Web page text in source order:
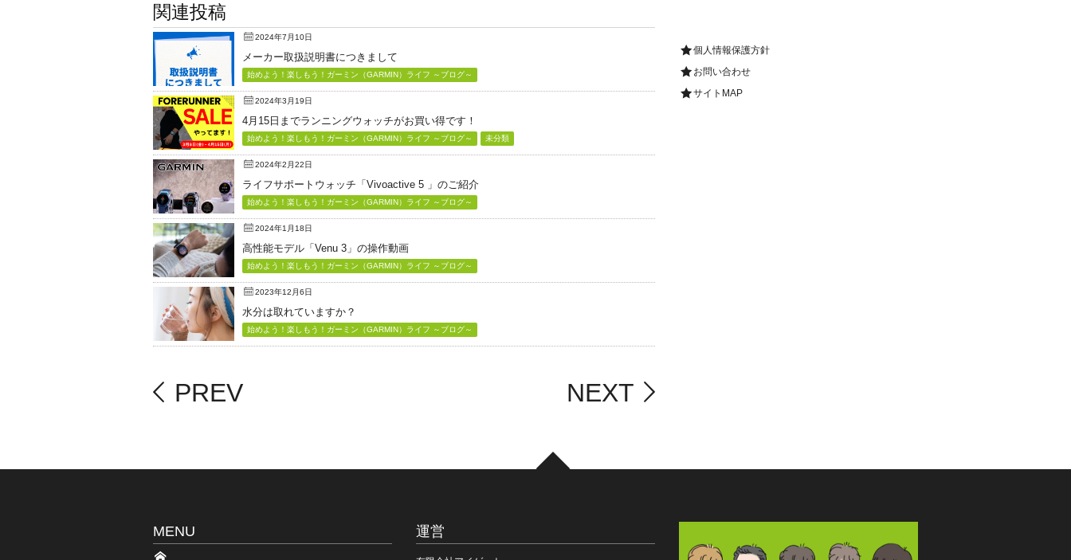
関連投稿
2024年7月10日
メーカー取扱説明書につきまして
始めよう！楽しもう！ガーミン（GARMIN）ライフ ～ブログ～
2024年3月19日
4月15日までランニングウォッチがお買い得です！
始めよう！楽しもう！ガーミン（GARMIN）ライフ ～ブログ～ 未分類
2024年2月22日
ライフサポートウォッチ「Vivoactive 5 」のご紹介
始めよう！楽しもう！ガーミン（GARMIN）ライフ ～ブログ～
2024年1月18日
高性能モデル「Venu 3」の操作動画
始めよう！楽しもう！ガーミン（GARMIN）ライフ ～ブログ～
2023年12月6日
水分は取れていますか？
始めよう！楽しもう！ガーミン（GARMIN）ライフ ～ブログ～
PREV NEXT
個人情報保護方針
お問い合わせ
サイトMAP
MENU 運営